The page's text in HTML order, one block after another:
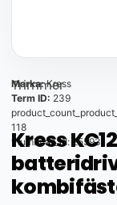
Trimmer
Marka:Kress
Term ID: 239
118
thumbnail_id: 25593
Kress